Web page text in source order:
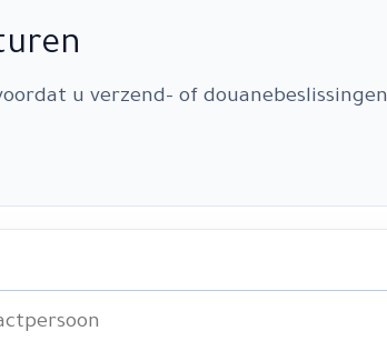
u verzend- of douanebeslissingen